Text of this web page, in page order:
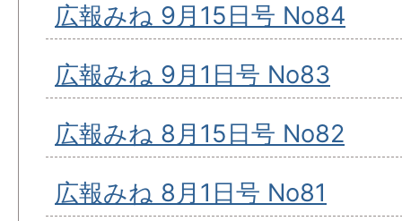
広報みね 9月15日号 No84
広報みね 9月1日号 No83
広報みね 8月15日号 No82
広報みね 8月1日号 No81